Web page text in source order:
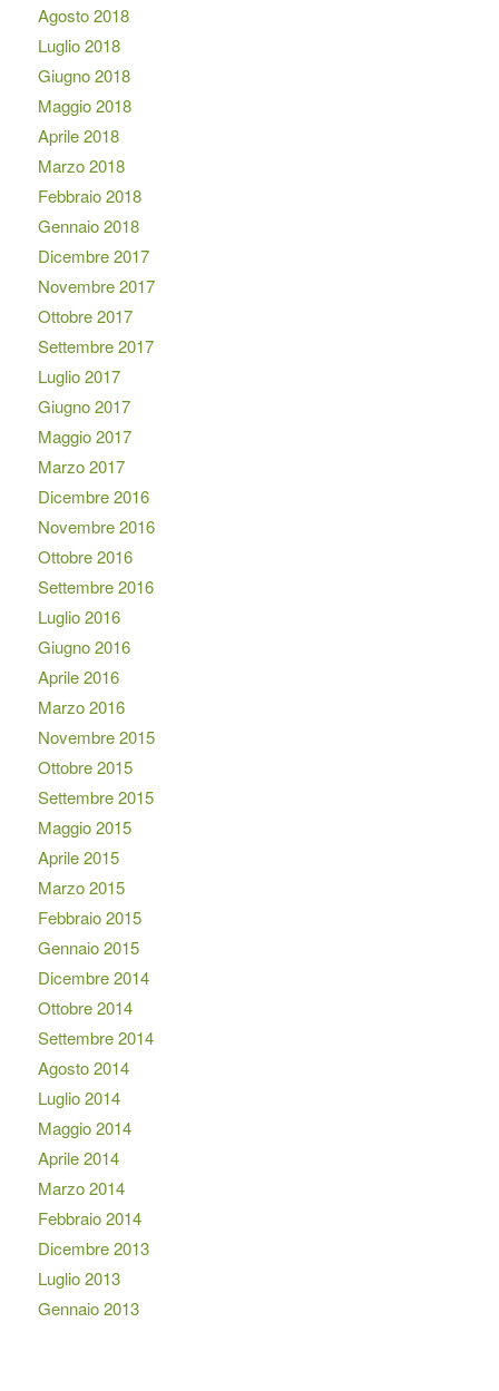
Agosto 2018
Luglio 2018
Giugno 2018
Maggio 2018
Aprile 2018
Marzo 2018
Febbraio 2018
Gennaio 2018
Dicembre 2017
Novembre 2017
Ottobre 2017
Settembre 2017
Luglio 2017
Giugno 2017
Maggio 2017
Marzo 2017
Dicembre 2016
Novembre 2016
Ottobre 2016
Settembre 2016
Luglio 2016
Giugno 2016
Aprile 2016
Marzo 2016
Novembre 2015
Ottobre 2015
Settembre 2015
Maggio 2015
Aprile 2015
Marzo 2015
Febbraio 2015
Gennaio 2015
Dicembre 2014
Ottobre 2014
Settembre 2014
Agosto 2014
Luglio 2014
Maggio 2014
Aprile 2014
Marzo 2014
Febbraio 2014
Dicembre 2013
Luglio 2013
Gennaio 2013